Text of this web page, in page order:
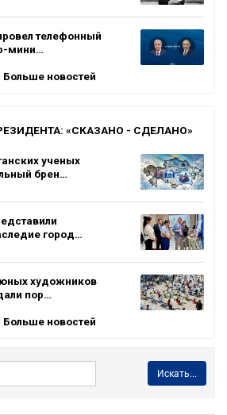
телефонный
мини…
Больше новостей
«СКАЗАНО - СДЕЛАНО»
ученых
брен…
город…
художников
пор…
Больше новостей
Искать...